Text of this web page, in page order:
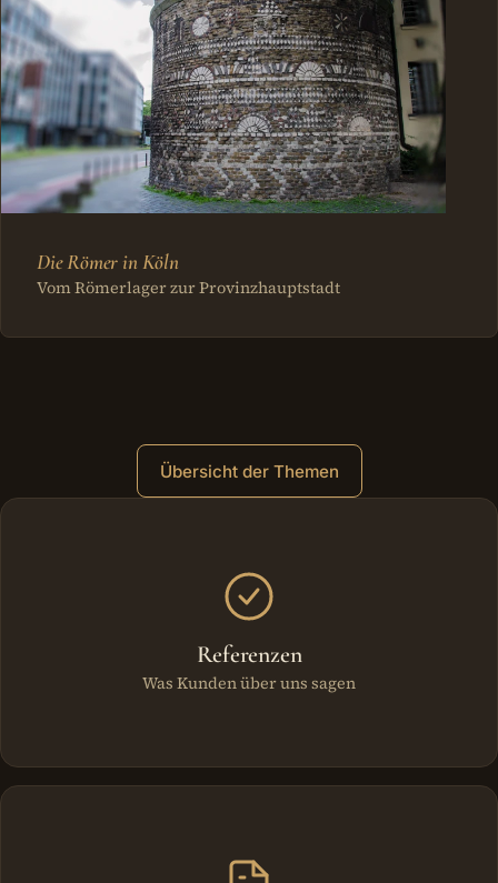
Die Römer in Köln
Vom Römerlager zur Provinzhauptstadt
Übersicht der Themen
Weitere Bereiche
Referenzen
Was Kunden über uns sagen